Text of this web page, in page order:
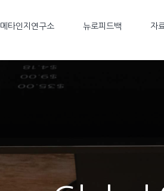
메타인지연구소 뉴로피드백 자